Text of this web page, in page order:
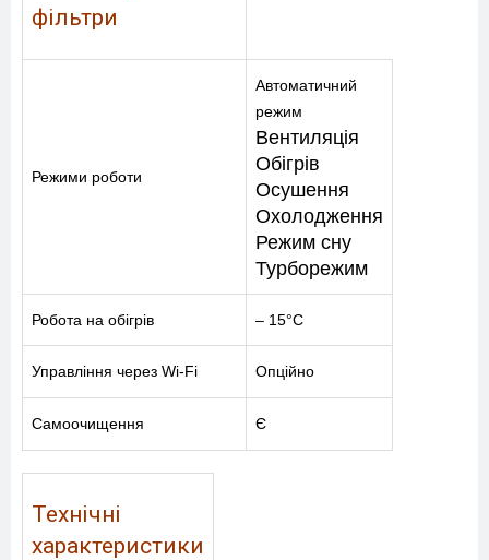
фільтри
Режими роботи
Автоматичний
режим
Вентиляція
Обігрів
Осушення
Охолодження
Режим сну
Турборежим
Робота на обігрів – 15°C
Управління через Wi-Fi Опційно
Самоочищення Є
Технічні
характеристики